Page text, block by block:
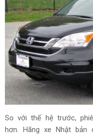
So với thế hệ trước,
hơn. Hãng xe Nhật